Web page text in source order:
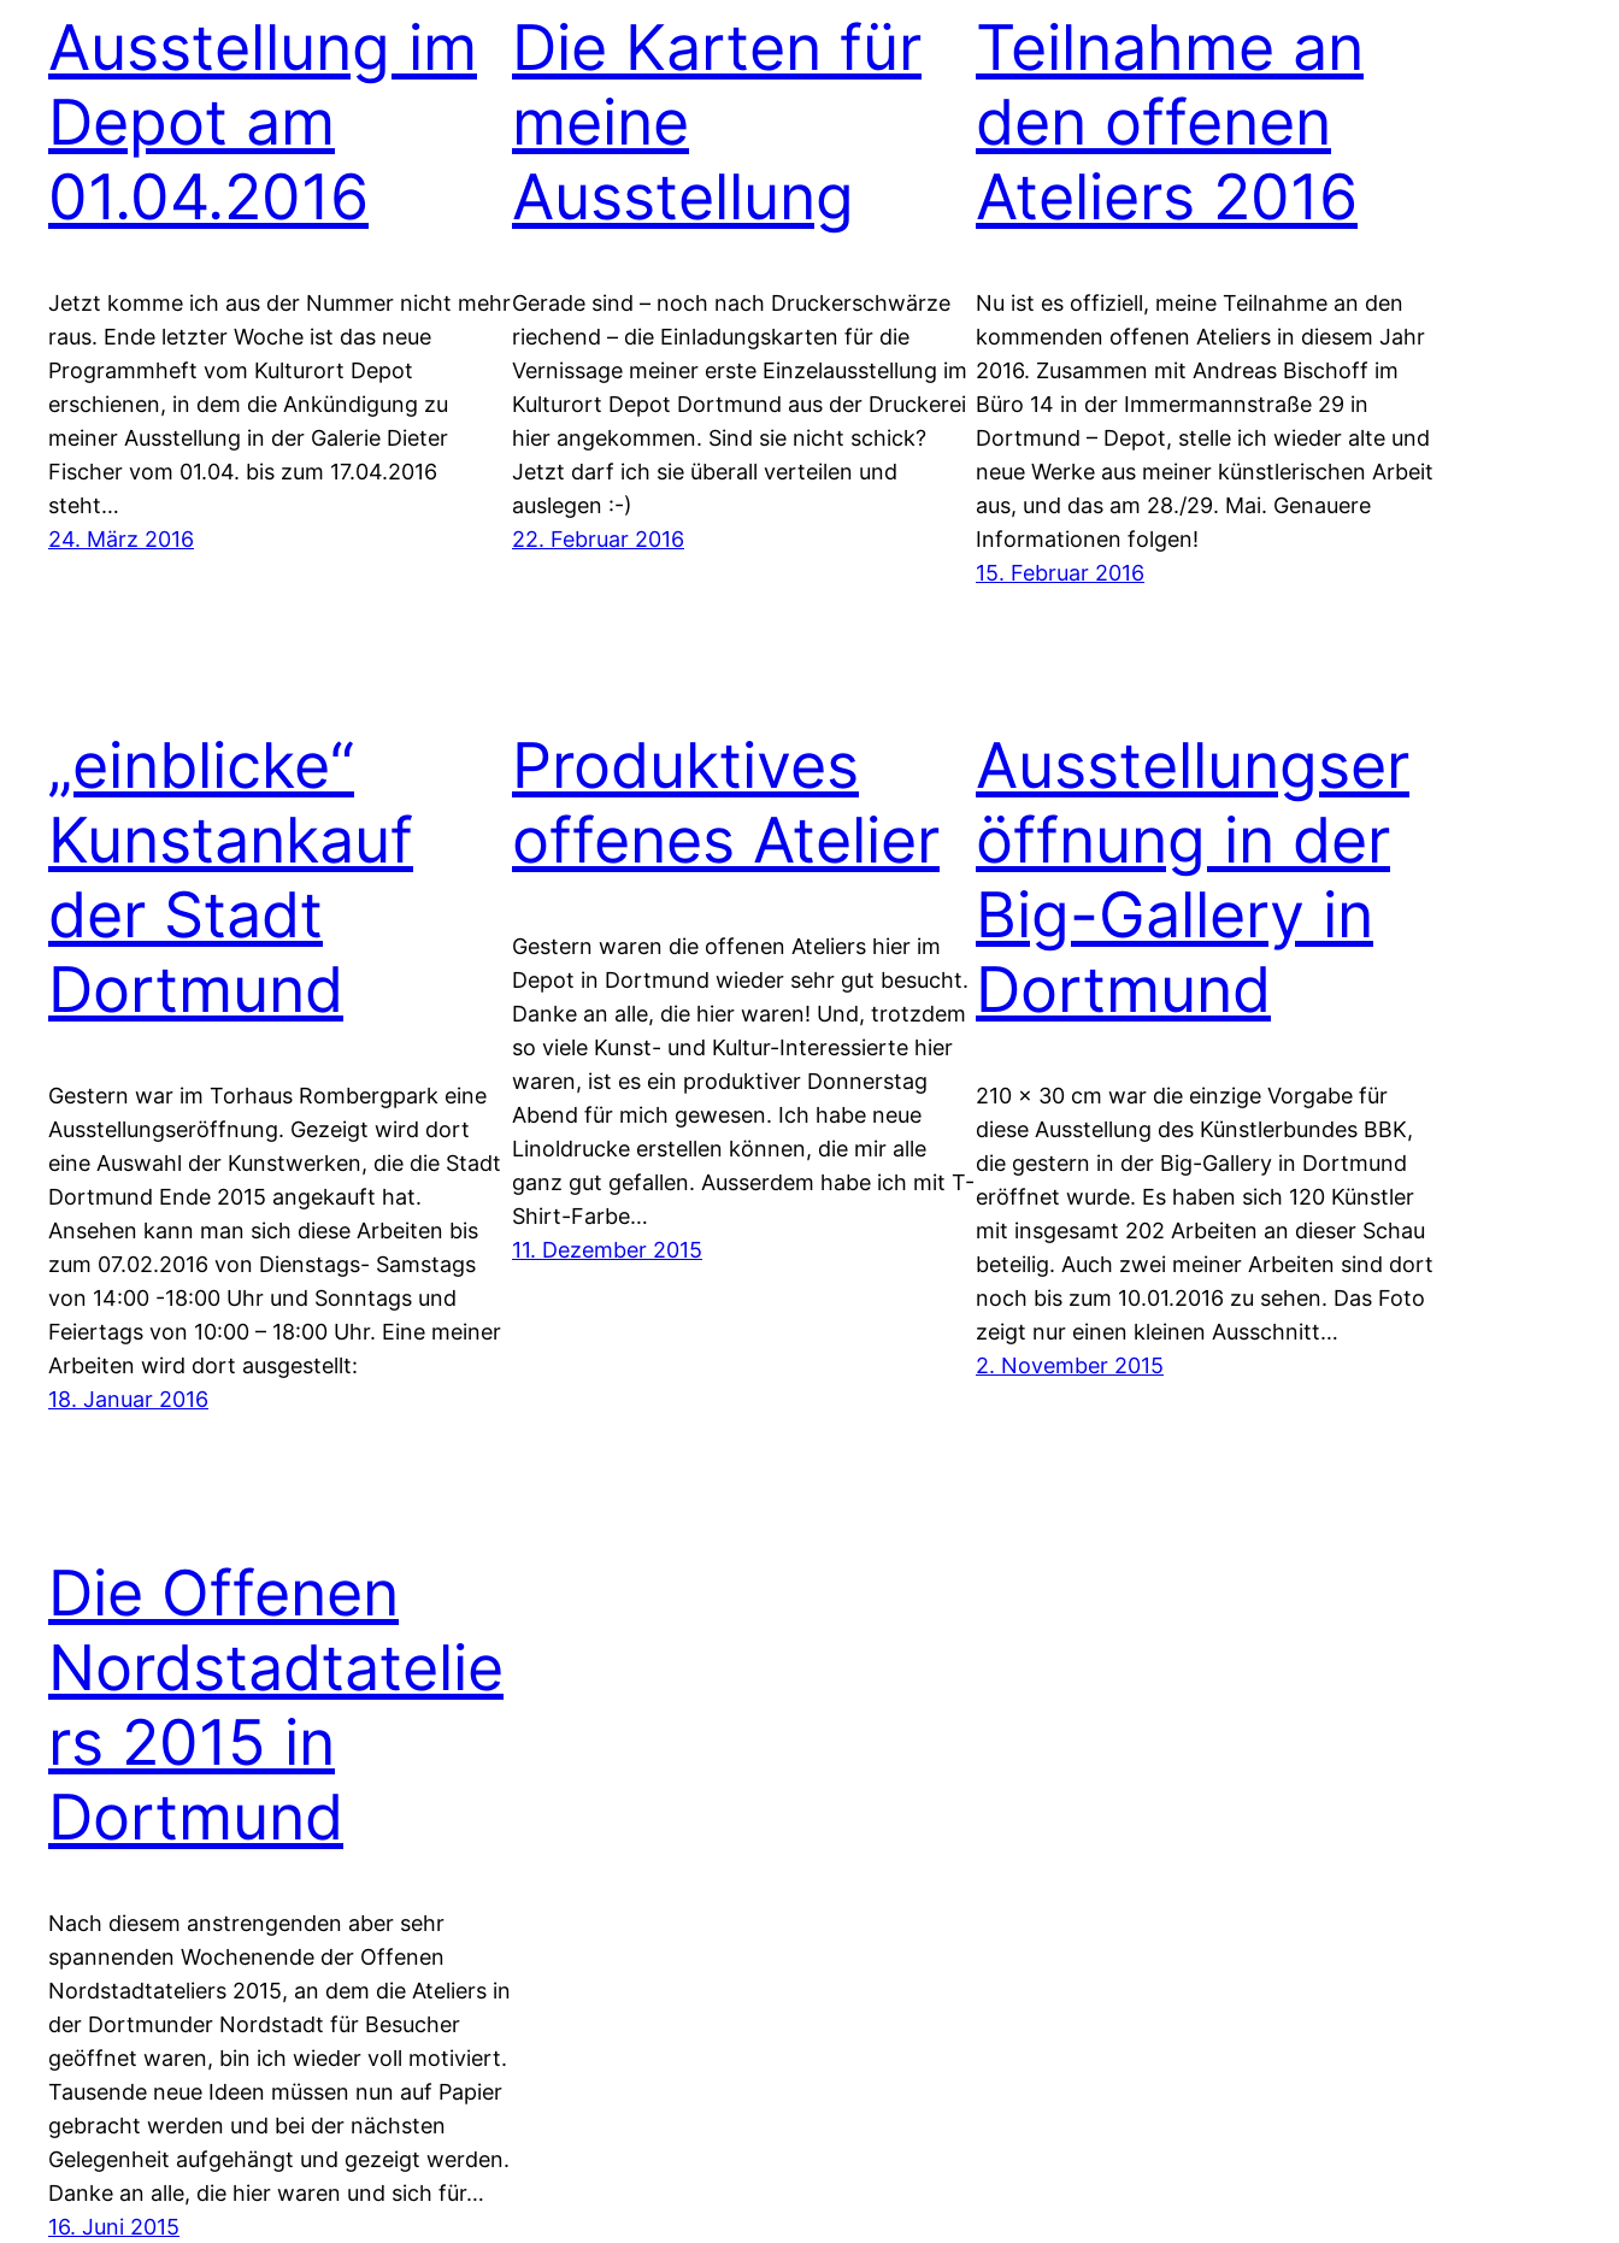
Ausstellung im
Depot am
01.04.2016
Jetzt komme ich aus der Nummer nicht mehr
raus. Ende letzter Woche ist das neue
Programmheft vom Kulturort Depot
erschienen, in dem die Ankündigung zu
meiner Ausstellung in der Galerie Dieter
Fischer vom 01.04. bis zum 17.04.2016
steht…
24. März 2016
Die Karten für
meine
Ausstellung
Gerade sind – noch nach Druckerschwärze
riechend – die Einladungskarten für die
Vernissage meiner erste Einzelausstellung im
Kulturort Depot Dortmund aus der Druckerei
hier angekommen. Sind sie nicht schick?
Jetzt darf ich sie überall verteilen und
auslegen :-)
22. Februar 2016
Teilnahme an
den offenen
Ateliers 2016
Nu ist es offiziell, meine Teilnahme an den
kommenden offenen Ateliers in diesem Jahr
2016. Zusammen mit Andreas Bischoff im
Büro 14 in der Immermannstraße 29 in
Dortmund – Depot, stelle ich wieder alte und
neue Werke aus meiner künstlerischen Arbeit
aus, und das am 28./29. Mai. Genauere
Informationen folgen!
15. Februar 2016
„einblicke“
Kunstankauf
der Stadt
Dortmund
Gestern war im Torhaus Rombergpark eine
Ausstellungseröffnung. Gezeigt wird dort
eine Auswahl der Kunstwerken, die die Stadt
Dortmund Ende 2015 angekauft hat.
Ansehen kann man sich diese Arbeiten bis
zum 07.02.2016 von Dienstags- Samstags
von 14:00 -18:00 Uhr und Sonntags und
Feiertags von 10:00 – 18:00 Uhr. Eine meiner
Arbeiten wird dort ausgestellt:
18. Januar 2016
Produktives
offenes Atelier
Gestern waren die offenen Ateliers hier im
Depot in Dortmund wieder sehr gut besucht.
Danke an alle, die hier waren! Und, trotzdem
so viele Kunst- und Kultur-Interessierte hier
waren, ist es ein produktiver Donnerstag
Abend für mich gewesen. Ich habe neue
Linoldrucke erstellen können, die mir alle
ganz gut gefallen. Ausserdem habe ich mit T-
Shirt-Farbe…
11. Dezember 2015
Ausstellungser
öffnung in der
Big-Gallery in
Dortmund
210 x 30 cm war die einzige Vorgabe für
diese Ausstellung des Künstlerbundes BBK,
die gestern in der Big-Gallery in Dortmund
eröffnet wurde. Es haben sich 120 Künstler
mit insgesamt 202 Arbeiten an dieser Schau
beteilig. Auch zwei meiner Arbeiten sind dort
noch bis zum 10.01.2016 zu sehen. Das Foto
zeigt nur einen kleinen Ausschnitt…
2. November 2015
Die Offenen
Nordstadtatelie
rs 2015 in
Dortmund
Nach diesem anstrengenden aber sehr
spannenden Wochenende der Offenen
Nordstadtateliers 2015, an dem die Ateliers in
der Dortmunder Nordstadt für Besucher
geöffnet waren, bin ich wieder voll motiviert.
Tausende neue Ideen müssen nun auf Papier
gebracht werden und bei der nächsten
Gelegenheit aufgehängt und gezeigt werden.
Danke an alle, die hier waren und sich für…
16. Juni 2015